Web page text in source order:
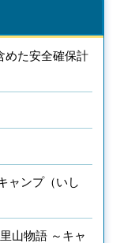
めた安全確保計
ャンプ（いし
山物語 ～キャ